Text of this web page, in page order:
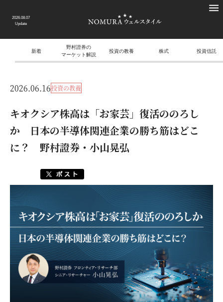
2026.08.07
Update
新着
野村證券の
マーケット解説
投資の教養 株式 投資信託
2026.06.16投資の教養
キオクシア株高は「お家芸」復活ののろし
か 日本の半導体関連企業の勝ち筋はどこ
に？ 野村證券・小山晃弘